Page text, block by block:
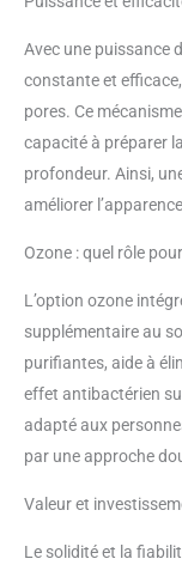
Avec une puissance
constante et
pores. Ce
capacité à préparer
profondeur. Ainsi,
améliorer
Ozone : quel rôle
L’option ozone
supplémentaire au
purifiantes, aide à
effet antibactérien
adapté aux
par une approche
Valeur et
Le solidité et la